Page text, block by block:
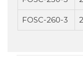
FOSC-260-3